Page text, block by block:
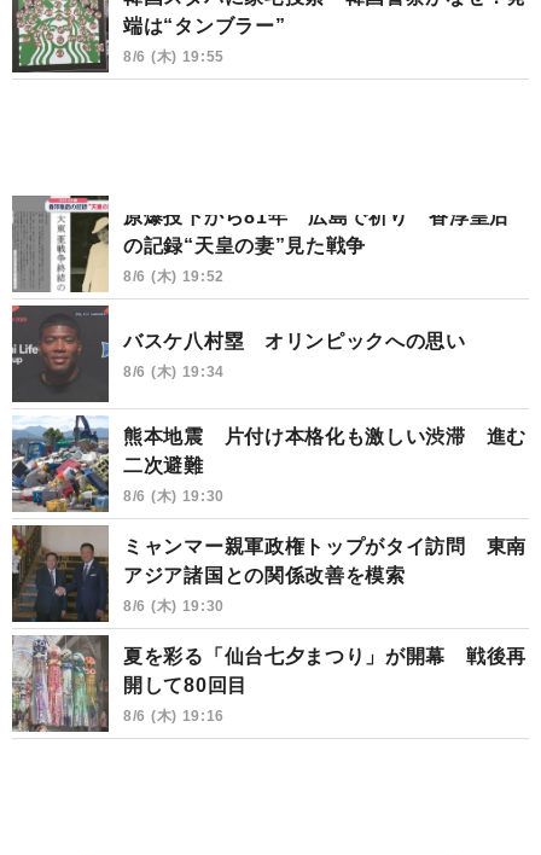
端は“タンブラー”
8/6 (木) 19:55
原爆投下から81年 広島で祈り 香淳皇后
の記録“天皇の妻”見た戦争
8/6 (木) 19:52
バスケ八村塁 オリンピックへの思い
8/6 (木) 19:34
熊本地震 片付け本格化も激しい渋滞 進む
二次避難
8/6 (木) 19:30
ミャンマー親軍政権トップがタイ訪問 東南
アジア諸国との関係改善を模索
8/6 (木) 19:30
夏を彩る「仙台七夕まつり」が開幕 戦後再
開して80回目
8/6 (木) 19:16